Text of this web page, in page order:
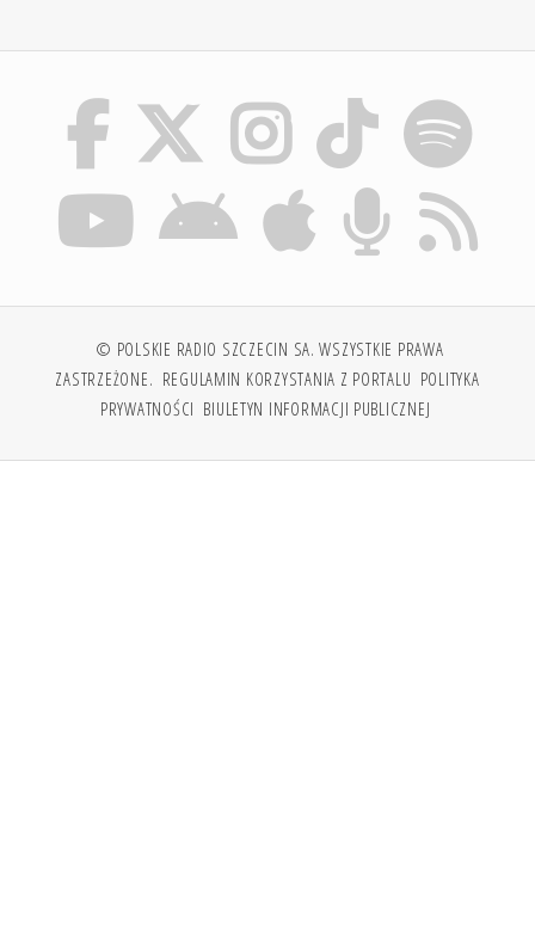
© POLSKIE RADIO SZCZECIN SA. WSZYSTKIE PRAWA
ZASTRZEŻONE. REGULAMIN KORZYSTANIA Z PORTALU POLITYKA
PRYWATNOŚCI BIULETYN INFORMACJI PUBLICZNEJ